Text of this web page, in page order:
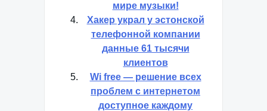
мире музыки!
Хакер украл у эстонской
телефонной компании
данные 61 тысячи
клиентов
Wi free — решение всех
проблем с интернетом
доступное каждому